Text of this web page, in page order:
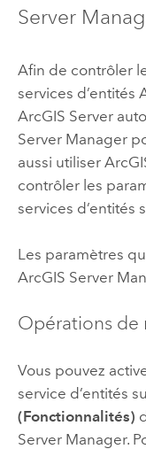
Server
Afin de contrôler
services d’entités
ArcGIS Server
Server Manager
aussi utiliser
contrôler les
services d’entités
Les paramètres
ArcGIS Server
Opérations de
Vous pouvez
service d’entités
(Fonctionnalités)
Server Manager.